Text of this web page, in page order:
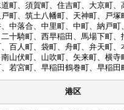
町、須賀町、住吉町、大京町、
町、筑土八幡町、天神町、戸塚
中落合、中里町、中町、納戸町
十騎町、西早稲田、馬場下町、
百人町、袋町、舟町、弁天町、
山伏町、山吹町、矢来町、横寺
若宮町、早稲田鶴巻町、早稲田
港区